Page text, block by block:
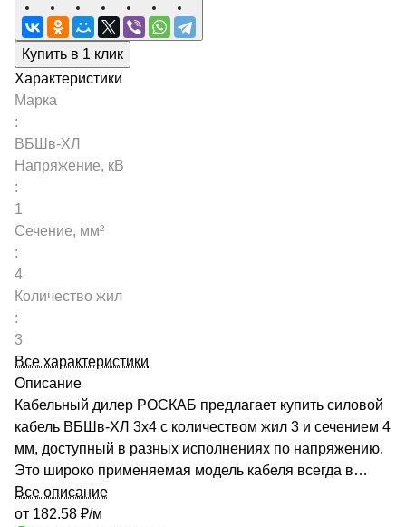
Купить в 1 клик
Характеристики
Марка
:
ВБШв-ХЛ
Напряжение, кВ
:
1
Сечение, мм²
:
4
Количество жил
:
3
Все характеристики
Описание
Кабельный дилер РОСКАБ предлагает купить силовой
кабель ВБШв-ХЛ 3х4 с количеством жил 3 и сечением 4
мм, доступный в разных исполнениях по напряжению.
Это широко применяемая модель кабеля всегда в
наличии на складе компании. Мы обеспечим быструю
поставку необходимой кабельной продукции любого
Все описание
от 182.58 ₽/м